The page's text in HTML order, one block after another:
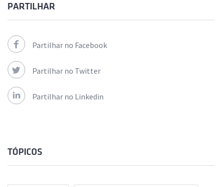
PARTILHAR
Partilhar no Facebook
Partilhar no Twitter
Partilhar no Linkedin
TÓPICOS